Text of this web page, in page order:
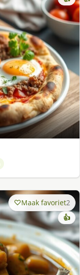
Maak favoriet2
👍